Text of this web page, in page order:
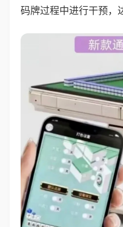
码牌过程中进行干预，